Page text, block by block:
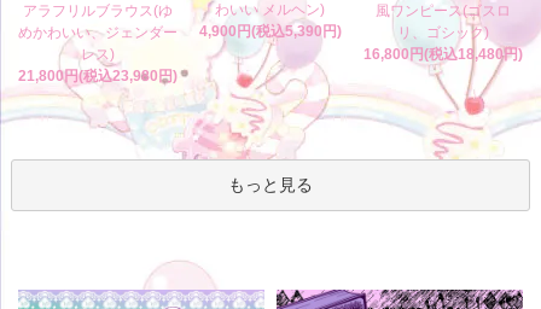
アラフリルブラウス(ゆ
めかわいい、ジェンダー
レス)
21,800円(税込23,980円)
わいい メルヘン)
4,900円(税込5,390円)
風ワンピース(ゴスロ
リ、ゴシック)
16,800円(税込18,480円)
もっと見る